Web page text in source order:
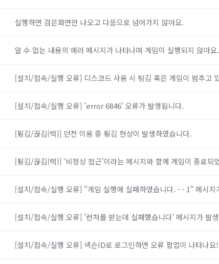
실행하면 검은화면만 나오고 다음으로 넘어가지 않아요.
알 수 없는 내용의 에러 메시지가 나타나며 게임이 실행되지 않아요.
[설치/접속/실행 오류] 디스코드 사용 시 팅김 혹은 게임이 멈추고
[설치/접속/실행 오류] 'error 6846' 오류가 발생됩니다.
[튕김/끊김(렉)] 던전 이용 중 튕김 현상이 발생하였습니다.
[튕김/끊김(렉)] '비정상 접근'이라는 메시지와 함께 게임이 종료되
[설치/접속/실행 오류] "게임 실행에 실패하였습니다. - - 1" 메시지
[설치/접속/실행 오류] '런처를 받는데 실패했습니다' 메시지가 발
[설치/접속/실행 오류] 넥슨ID로 로그인하면 오류 팝업이 나타나요